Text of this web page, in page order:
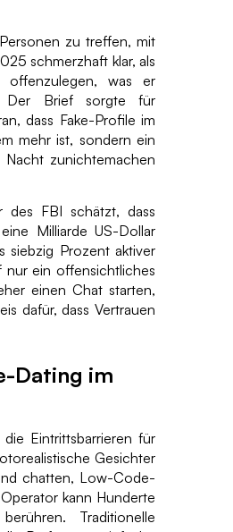
zu treffen, mit
schmerzhaft klar, als
offenzulegen, was er
Der Brief sorgte für
dass Fake-Profile im
mehr ist, sondern ein
zunichtemachen
FBI schätzt, dass
Milliarde US-Dollar
siebzig Prozent aktiver
nur ein offensichtliches
einen Chat starten,
dafür, dass Vertrauen
Dating im
Eintrittsbarrieren für
Gesichter
chatten, Low-Code-
kann Hunderte
Traditionelle